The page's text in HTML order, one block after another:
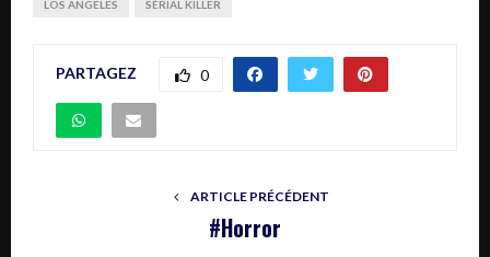
LOS ANGELES SÉRIAL KILLER
PARTAGEZ 0
ARTICLE PRÉCÉDENT
#Horror